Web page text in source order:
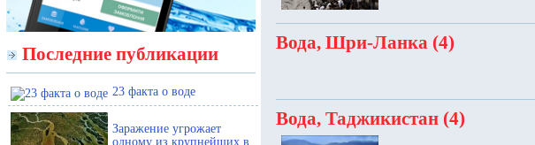
Последние публикации
23 факта о воде
Заражение угрожает
одному из крупнейших в
Вода, Шри-Ланка (4)
Вода, Таджикистан (4)